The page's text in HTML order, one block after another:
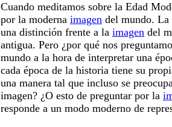
Cuando meditamos sobre la Edad
por la moderna imagen del mundo. La
una distinción frente a la imagen del
antigua. Pero ¿por qué nos
mundo a la hora de interpretar una
cada época de la historia tiene su
una manera tal que incluso se
imagen? ¿O esto de preguntar por la
responde a un modo moderno de